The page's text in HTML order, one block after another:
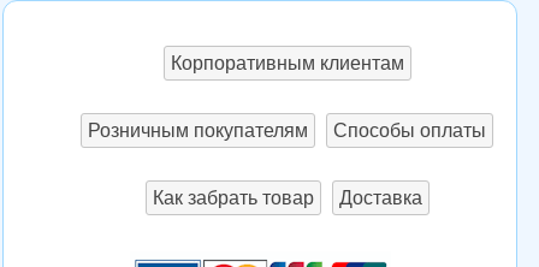
Корпоративным клиентам
Розничным покупателям Способы оплаты
Как забрать товар Доставка